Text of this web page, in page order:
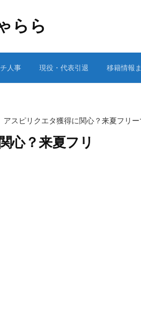
らら
人事 現役・代表引退 移籍情報
アスピリクエタ獲得に関心？来夏フリ
心？来夏フリ